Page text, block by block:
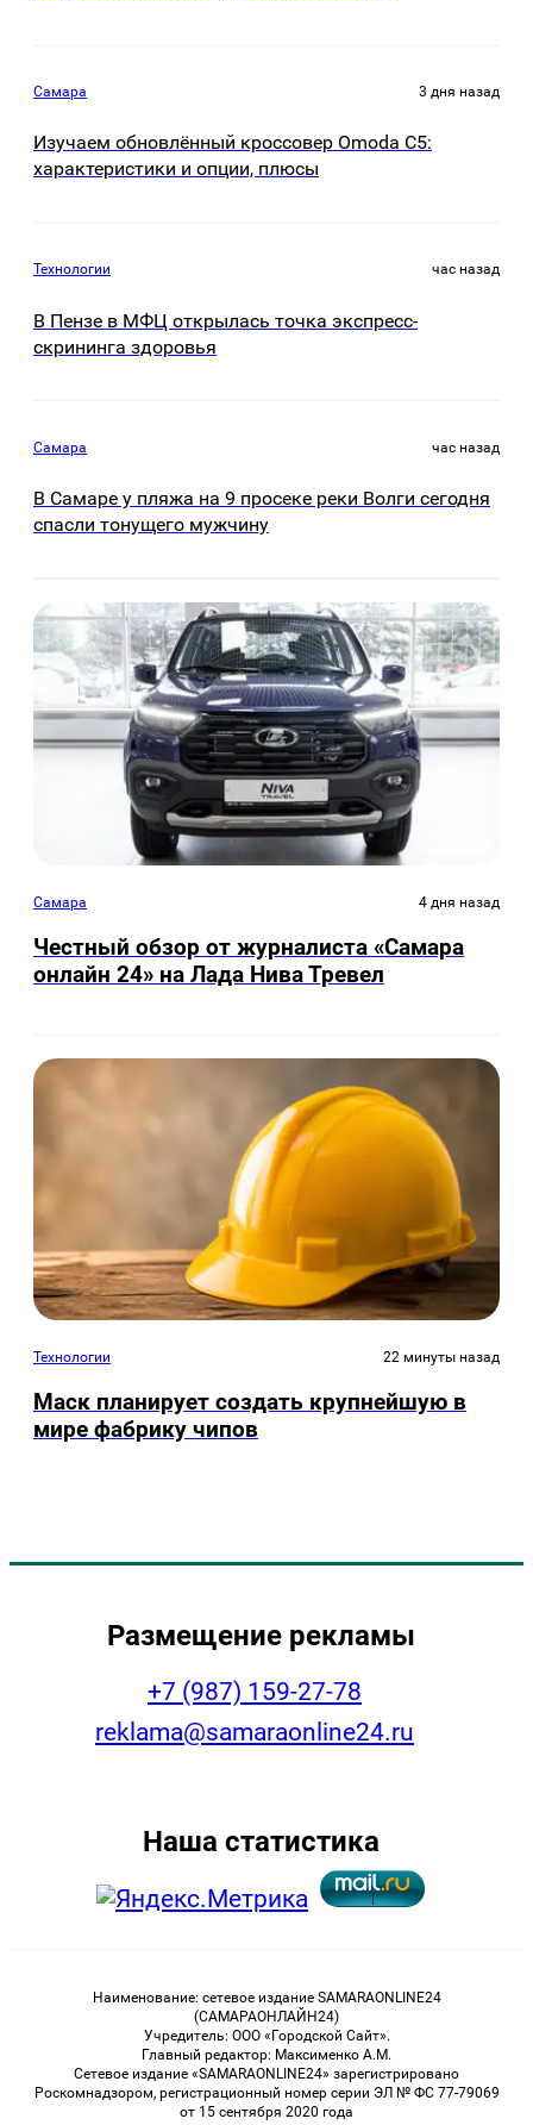
Самара 3 дня назад
Изучаем обновлённый кроссовер Omoda C5:
характеристики и опции, плюсы
Технологии час назад
В Пензе в МФЦ открылась точка экспресс-
скрининга здоровья
Самара час назад
В Самаре у пляжа на 9 просеке реки Волги сегодня
спасли тонущего мужчину
Самара 4 дня назад
Честный обзор от журналиста «Самара
онлайн 24» на Лада Нива Тревел
Технологии 22 минуты назад
Маск планирует создать крупнейшую в
мире фабрику чипов
Размещение рекламы
+7 (987) 159-27-78
reklama@samaraonline24.ru
Наша статистика
Наименование: сетевое издание SAMARAONLINE24
(САМАРАОНЛАЙН24)
Учредитель: ООО «Городской Сайт».
Главный редактор: Максименко А.М.
Сетевое издание «SAMARAONLINE24» зарегистрировано
Роскомнадзором, регистрационный номер серии ЭЛ № ФС 77-79069
от 15 сентября 2020 года